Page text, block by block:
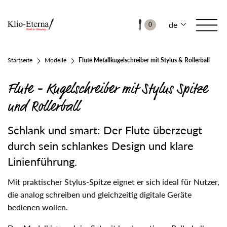
0 de
Startseite Modelle Flute Metallkugelschreiber mit Stylus & Rollerball
Flute - Kugelschreiber mit Stylus Spitze
und Rollerball
Schlank und smart: Der Flute überzeugt
durch sein schlankes Design und klare
Linienführung.
Mit praktischer Stylus-Spitze eignet er sich ideal für Nutzer,
die analog schreiben und gleichzeitig digitale Geräte
bedienen wollen.